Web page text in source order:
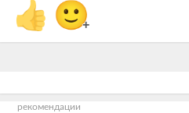
👍 🙂+
рекомендации